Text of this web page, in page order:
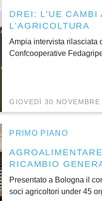
DREI: L’UE CAMBI
L’AGRICOLTURA
Ampia intervista rilasciata
Confcooperative
GIOVEDÌ 30 NOVEMBRE
PRIMO PIANO
RICAMBIO
Presentato a Bologna il
soci agricoltori under 45